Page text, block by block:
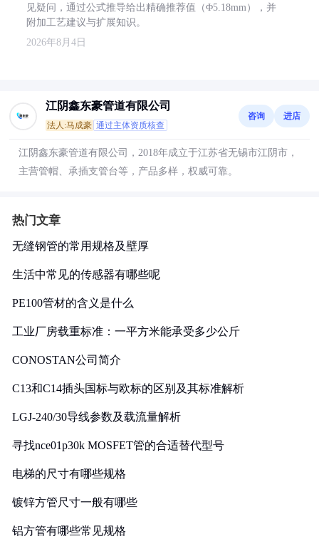
见疑问，通过公式推导给出精确推荐值（Φ5.18mm），并
附加工艺建议与扩展知识。
2026年8月4日
江阴鑫东豪管道有限公司
法人:马成豪 通过主体资质核查
咨询 进店
江阴鑫东豪管道有限公司，2018年成立于江苏省无锡市江阴市，
主营管帽、承插支管台等，产品多样，权威可靠。
热门文章
无缝钢管的常用规格及壁厚
生活中常见的传感器有哪些呢
PE100管材的含义是什么
工业厂房载重标准：一平方米能承受多少公斤
CONOSTAN公司简介
C13和C14插头国标与欧标的区别及其标准解析
LGJ-240/30导线参数及载流量解析
寻找nce01p30k MOSFET管的合适替代型号
电梯的尺寸有哪些规格
镀锌方管尺寸一般有哪些
铝方管有哪些常见规格